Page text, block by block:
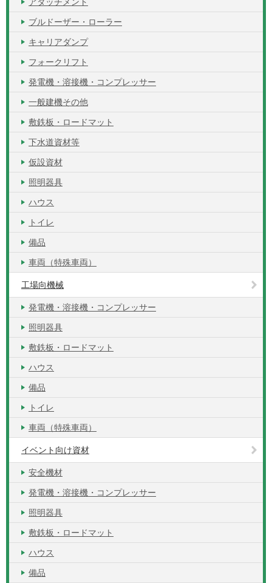
アタッチメント
ブルドーザー・ローラー
キャリアダンプ
フォークリフト
発電機・溶接機・コンプレッサー
一般建機その他
敷鉄板・ロードマット
下水道資材等
仮設資材
照明器具
ハウス
トイレ
備品
車両（特殊車両）
工場向機械
発電機・溶接機・コンプレッサー
照明器具
敷鉄板・ロードマット
ハウス
備品
トイレ
車両（特殊車両）
イベント向け資材
安全機材
発電機・溶接機・コンプレッサー
照明器具
敷鉄板・ロードマット
ハウス
備品